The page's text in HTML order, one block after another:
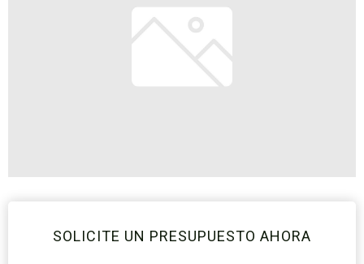
SOLICITE UN PRESUPUESTO AHORA